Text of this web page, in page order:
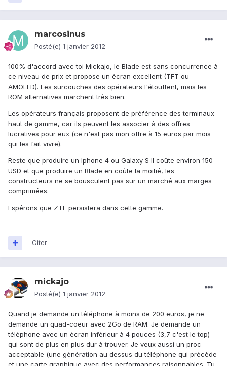
marcosinus
Posté(e) 1 janvier 2012
100% d'accord avec toi Mickajo, le Blade est sans concurrence à
ce niveau de prix et propose un écran excellent (TFT ou
AMOLED). Les surcouches des opérateurs l'étouffent, mais les
ROM alternatives marchent très bien.
Les opérateurs français proposent de préférence des terminaux
haut de gamme, car ils peuvent les associer à des offres
lucratives pour eux (ce n'est pas mon offre à 15 euros par mois
qui les fait vivre).
Reste que produire un Iphone 4 ou Galaxy S II coûte environ 150
USD et que produire un Blade en coûte la moitié, les
constructeurs ne se bousculent pas sur un marché aux marges
comprimées.
Espérons que ZTE persistera dans cette gamme.
Citer
mickajo
Posté(e) 1 janvier 2012
Quand je demande un téléphone à moins de 200 euros, je ne
demande un quad-coeur avec 2Go de RAM. Je demande un
téléphone avec un écran inférieur à 4 pouces (3,7 c'est le top)
qui sont de plus en plus dur à trouver. Je veux aussi un proc
acceptable (une génération au dessus du téléphone qui précède